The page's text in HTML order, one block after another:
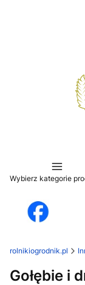
Wybierz kategorie
rolnikiogrodnik.pl
Gołębie i